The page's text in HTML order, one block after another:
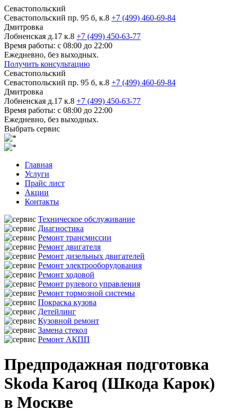
Севастопольский
Севастопольский пр. 95 б, к.8 +7 (499) 460-69-84
Дмитровка
Лобненская д.17 к.8 +7 (499) 450-63-77
Время работы: с 08:00 до 22:00
Ежедневно, без выходных.
Получить консультацию
Севастопольский
Севастопольский пр. 95 б, к.8 +7 (499) 460-69-84
Дмитровка
Лобненская д.17 к.8 +7 (499) 450-63-77
Время работы: с 08:00 до 22:00
Ежедневно, без выходных.
Выбрать сервис
Главная
Услуги
Прайс лист
Акции
Контакты
Техническое обслуживание
Диагностика
Ремонт трансмиссии
Ремонт двигателя
Ремонт дизельных двигателей
Ремонт электрооборудования
Ремонт ходовой
Ремонт рулевого управления
Ремонт тормозной системы
Покраска кузова
Детейлинг
Кузовной ремонт
Замена стекол
Ремонт АКПП
Предпродажная подготовка
Skoda Karoq (Шкода Карок)
в Москве